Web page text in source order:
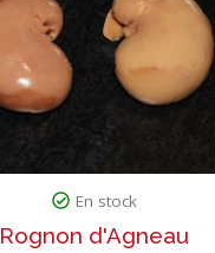
En stock
Rognon d'Agneau